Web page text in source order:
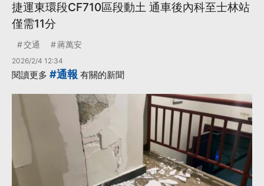
捷運東環段CF710區段動土 通車後內科至士林站
僅需11分
交通 蔣萬安
2026/2/4 12:34
閱讀更多 #通報 有關的新聞